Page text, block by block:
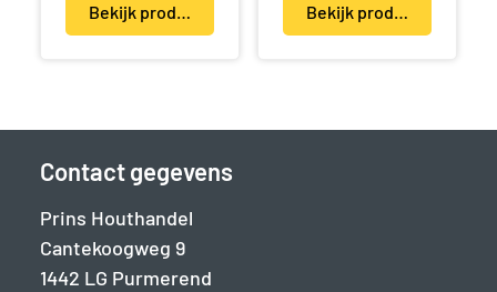
Bekijk product(en) Bekijk product(en)
Contact gegevens
Prins Houthandel
Cantekoogweg 9
1442 LG Purmerend